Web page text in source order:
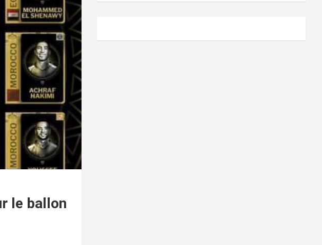
le ballon